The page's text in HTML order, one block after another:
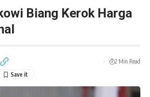
Biang Kerok Harga
2 Min Read